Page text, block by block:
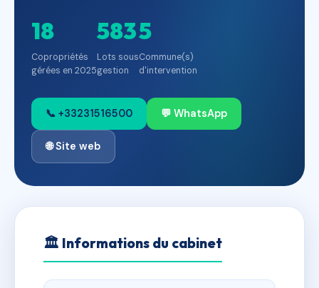
18
Copropriétés
gérées en 2025
583
Lots sous
gestion
5
Commune(s)
d'intervention
📞 +33231516500 💬 WhatsApp
🌐 Site web
🏛 Informations du cabinet